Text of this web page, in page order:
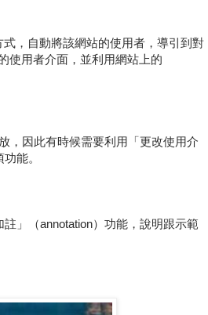
，自動將該網站的使用者，導引到對
使用者介面，並利用網站上的
，因此有時候需要利用「更改使用介
能。
」（annotation）功能，說明跟示範